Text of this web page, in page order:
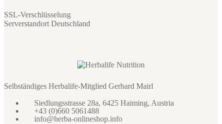
SSL-Verschlüsselung
Serverstandort Deutschland
Selbständiges Herbalife-Mitglied Gerhard Mairl
Siedlungsstrasse 28a, 6425 Haiming, Austria
+43 (0)660 5061488
info@herba-onlineshop.info